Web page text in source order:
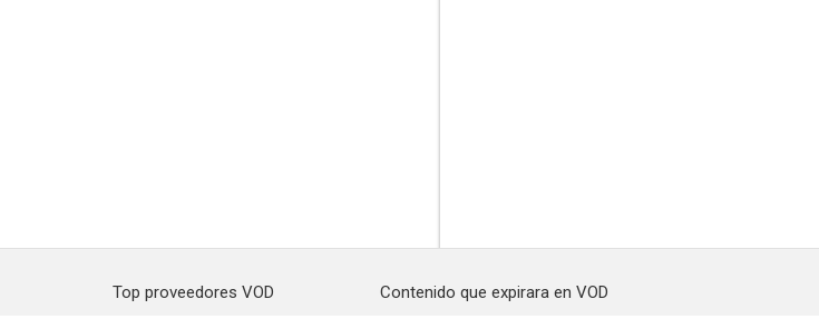
Top proveedores VOD
Contenido que expirara en VOD